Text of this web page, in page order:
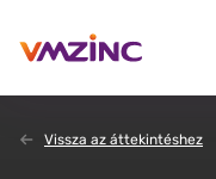
Vissza az áttekintéshez